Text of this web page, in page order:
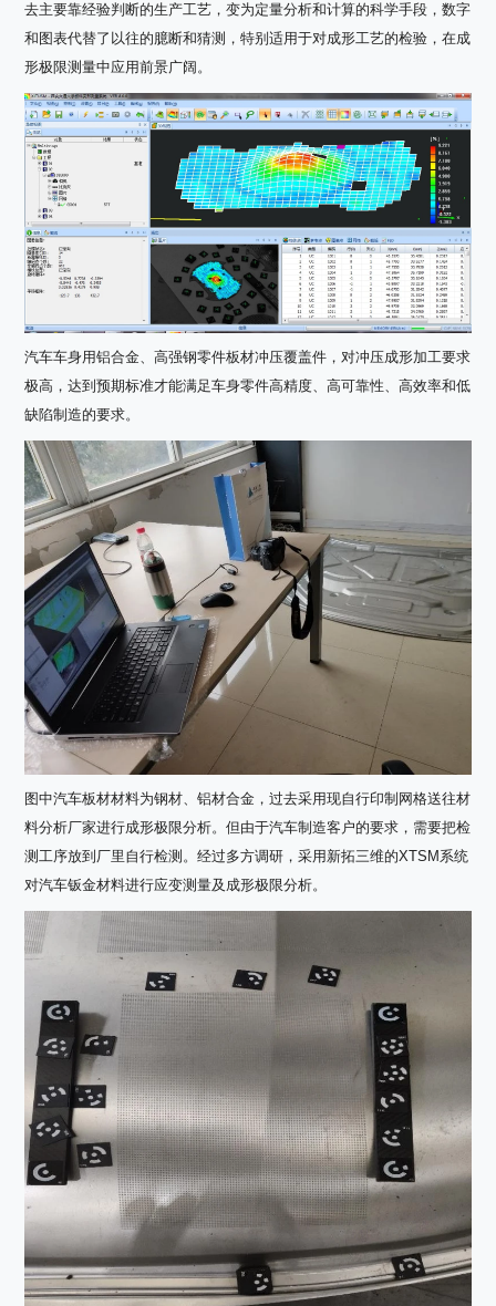
去主要靠经验判断的生产工艺，变为定量分析和计算的科学手段，数字
和图表代替了以往的臆断和猜测，特别适用于对成形工艺的检验，在成
形极限测量中应用前景广阔。
汽车车身用铝合金、高强钢零件板材冲压覆盖件，对冲压成形加工要求
极高，达到预期标准才能满足车身零件高精度、高可靠性、高效率和低
缺陷制造的要求。
图中汽车板材材料为钢材、铝材合金，过去采用现自行印制网格送往材
料分析厂家进行成形极限分析。但由于汽车制造客户的要求，需要把检
测工序放到厂里自行检测。经过多方调研，采用新拓三维的XTSM系统
对汽车钣金材料进行应变测量及成形极限分析。